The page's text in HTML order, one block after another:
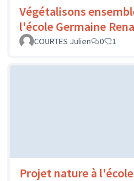
Végétalisons
l'école Germaine
COURTES Julien
0 1
Projet nature à l'école